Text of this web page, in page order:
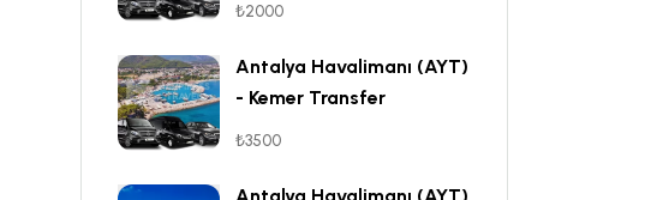
₺2000
Antalya Havalimanı (AYT)
- Kemer Transfer
₺3500